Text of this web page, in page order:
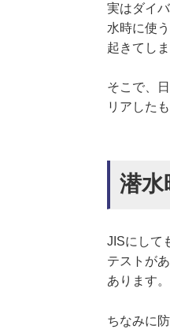
実はダイ
水時に使
起きてし
そこで、
リアした
潜水
JISにして
テストが
あります。
ちなみに